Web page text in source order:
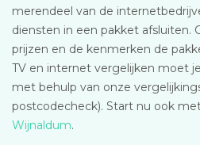
merendeel van de
diensten in een pakket afsluiten.
prijzen en de kenmerken de
TV en internet vergelijken moet
met behulp van onze
postcodecheck). Start nu ook
Wijnaldum.